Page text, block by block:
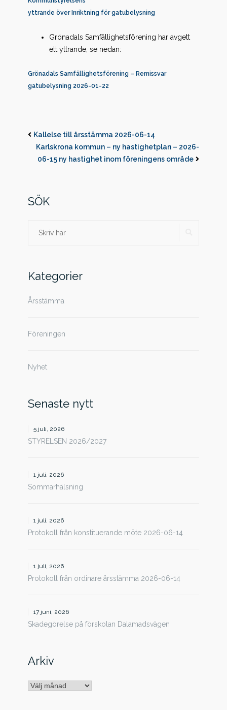
yttrande över Inriktning för gatubelysning
Grönadals Samfällighetsförening har avgett
ett yttrande, se nedan:
Grönadals Samfällighetsförening – Remissvar
gatubelysning 2026-01-22
Kallelse till årsstämma 2026-06-14
Karlskrona kommun – ny hastighetplan – 2026-
06-15 ny hastighet inom föreningens område
SÖK
Sök
Kategorier
Årsstämma
Föreningen
Nyhet
Senaste nytt
5 juli, 2026
STYRELSEN 2026/2027
1 juli, 2026
Sommarhälsning
1 juli, 2026
Protokoll från konstituerande möte 2026-06-14
1 juli, 2026
Protokoll från ordinare årsstämma 2026-06-14
17 juni, 2026
Skadegörelse på förskolan Dalamadsvägen
Arkiv
Arkiv